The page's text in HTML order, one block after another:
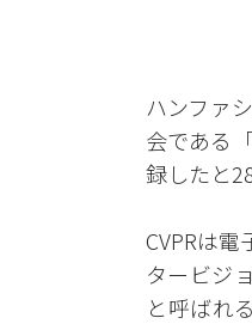
ハンファ
会である
録したと
CVPRは
タービジ
と呼ばれ